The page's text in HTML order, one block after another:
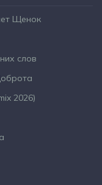
Щенок
слов
2026)